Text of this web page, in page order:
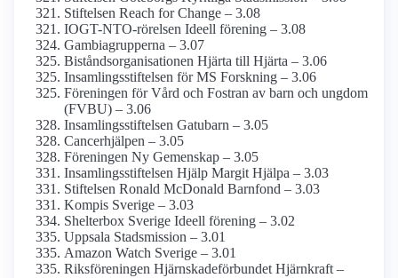
Stiftelsen Reach for Change – 3.08
IOGT-NTO-rörelsen Ideell förening – 3.08
Gambiagrupperna – 3.07
Bistånds­organisationen Hjärta till Hjärta – 3.06
Insamlings­stiftelsen för MS Forskning – 3.06
Föreningen för Vård och Fostran av barn och ungdom
(FVBU) – 3.06
Insamlings­stiftelsen Gatubarn – 3.05
Cancerhjälpen – 3.05
Föreningen Ny Gemenskap – 3.05
Insamlings­stiftelsen Hjälp Margit Hjälpa – 3.03
Stiftelsen Ronald McDonald Barnfond – 3.03
Kompis Sverige – 3.03
Shelterbox Sverige Ideell förening – 3.02
Uppsala Stadsmission – 3.01
Amazon Watch Sverige – 3.01
Riksföreningen Hjärnskade­förbundet Hjärnkraft –